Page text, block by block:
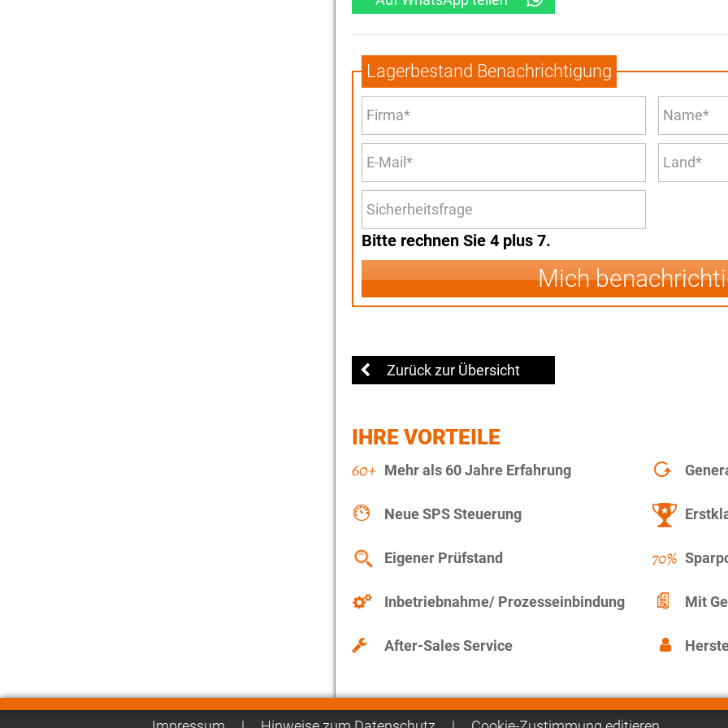
Lagerbestand Benachrichtigung
Bitte rechnen Sie 4 plus 7.
Mich
Zurück zur Übersicht
IHRE VORTEILE
Mehr als 60 Jahre Erfahrung
Neue SPS Steuerung
Eigener Prüfstand
Inbetriebnahme/ Prozesseinbindung Mit
After-Sales Service